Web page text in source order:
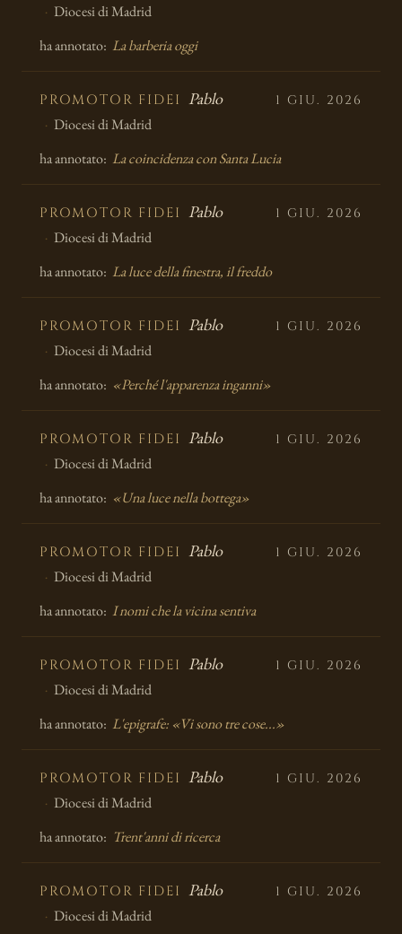
Diocesi di Madrid
ha annotato: La barberia oggi
PROMOTOR FIDEI Pablo
Diocesi di Madrid
1 GIU. 2026
ha annotato: La coincidenza con Santa Lucia
PROMOTOR FIDEI Pablo
Diocesi di Madrid
1 GIU. 2026
ha annotato: La luce della finestra, il freddo
PROMOTOR FIDEI Pablo
Diocesi di Madrid
1 GIU. 2026
ha annotato: «Perché l'apparenza inganni»
PROMOTOR FIDEI Pablo
Diocesi di Madrid
1 GIU. 2026
ha annotato: «Una luce nella bottega»
PROMOTOR FIDEI Pablo
Diocesi di Madrid
1 GIU. 2026
ha annotato: I nomi che la vicina sentiva
PROMOTOR FIDEI Pablo
Diocesi di Madrid
1 GIU. 2026
ha annotato: L'epigrafe: «Vi sono tre cose...»
PROMOTOR FIDEI Pablo
Diocesi di Madrid
1 GIU. 2026
ha annotato: Trent'anni di ricerca
PROMOTOR FIDEI Pablo
Diocesi di Madrid
1 GIU. 2026